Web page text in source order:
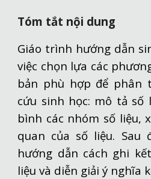
Tóm tắt nội dung
Giáo trình hướng dẫn
việc chọn lựa các
bản phù hợp để phân
cứu sinh học: mô tả số
bình các nhóm số liệu,
quan của số liệu. Sau
hướng dẫn cách ghi
liệu và diễn giải ý nghĩa